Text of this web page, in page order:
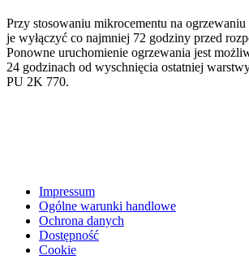
Przy stosowaniu mikrocementu na
je wyłączyć co najmniej 72 godziny przed
Ponowne uruchomienie ogrzewania jest
24 godzinach od wyschnięcia ostatniej
PU 2K 770.
Impressum
Ogólne warunki handlowe
Ochrona danych
Dostępność
Cookie